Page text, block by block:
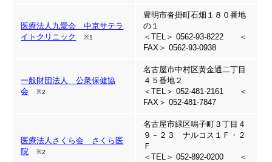
医療法人九愛会 中京サテラ
イトクリニック
※1
豊明市沓掛町石畑１８０番地
の１
＜TEL＞ 0562-93-8222 ＜
FAX＞ 0562-93-0938
一般財団法人 公衆保健協
会
※2
名古屋市中村区黄金通二丁目
４５番地２
＜TEL＞ 052-481-2161 ＜
FAX＞ 052-481-7847
医療法人さくら会 さくら医
院
※2
名古屋市緑区鳴子町３丁目４
９－２３ ナルコス１Ｆ・２
Ｆ
＜TEL＞ 052-892-0200 ＜